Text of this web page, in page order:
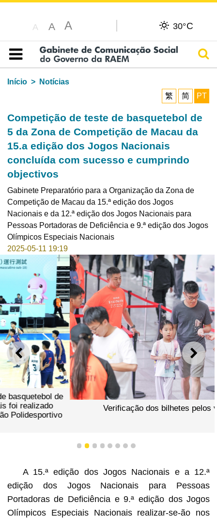
A A A 30°C
Índice
Início
Notícias
繁
简 PT
Competição de teste de basquetebol de
5 da Zona de Competição de Macau da
15.a edição dos Jogos Nacionais
concluída com sucesso e cumprindo
objectivos
Gabinete Preparatório para a Organização da Zona de
Competição de Macau da 15.ª edição dos Jogos
Nacionais e da 12.ª edição dos Jogos Nacionais para
Pessoas Portadoras de Deficiência e 9.ª edição dos Jogos
Olímpicos Especiais Nacionais
2025-05-11 19:19
ANTERIOR
Verificação dos bilhetes pelos voluntários
1 2 3 4 5 6 7 8
A 15.ª edição dos Jogos Nacionais e a 12.ª
edição dos Jogos Nacionais para Pessoas
Portadoras de Deficiência e 9.ª edição dos Jogos
Olímpicos Especiais Nacionais realizar-se-ão nos